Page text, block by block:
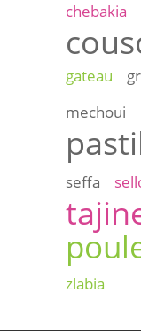
chebakia
gateau
mechoui
seffa
zlabia